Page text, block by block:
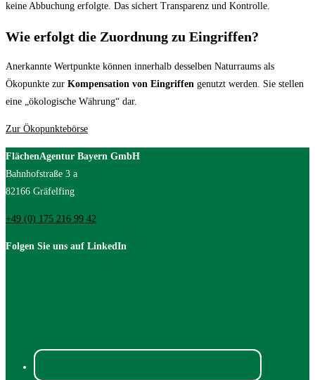
keine Abbuchung erfolgte. Das sichert Transparenz und Kontrolle.
Wie erfolgt die Zuordnung zu Eingriffen?
Anerkannte Wertpunkte können innerhalb desselben Naturraums als
Ökopunkte zur Kompensation von Eingriffen genutzt werden. Sie stellen
eine „ökologische Währung“ dar.
Zur Ökopunktebörse
FlächenAgentur Bayern GmbH
Bahnhofstraße 3 a
82166 Gräfelfing
+49 (0) 175 216 99 42
Folgen Sie uns auf LinkedIn